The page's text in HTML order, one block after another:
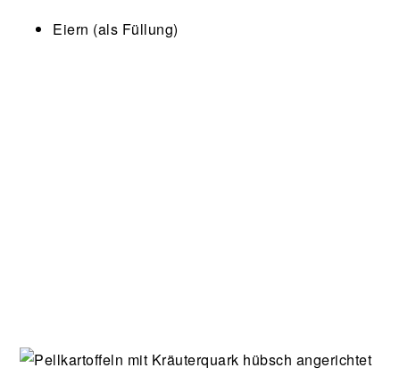
Eiern (als Füllung)